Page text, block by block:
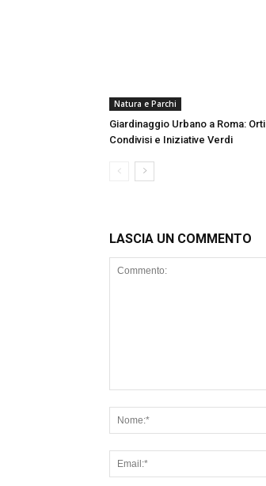
Natura e Parchi
Giardinaggio Urbano a Roma: Orti
Condivisi e Iniziative Verdi
LASCIA UN COMMENTO